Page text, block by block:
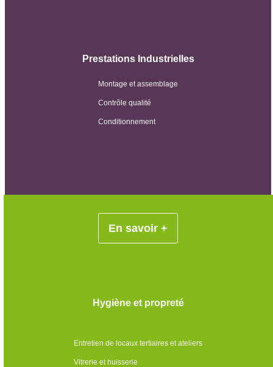
Prestations Industrielles
Montage et assemblage
Contrôle qualité
Conditionnement
En savoir +
Hygiène et propreté
Entretien de locaux tertiaires et ateliers
Vitrerie et huisserie